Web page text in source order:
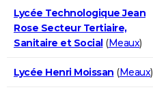
Lycée Technologique Jean
Rose Secteur Tertiaire,
Sanitaire et Social(Meaux)
Lycée Henri Moissan (Meaux)